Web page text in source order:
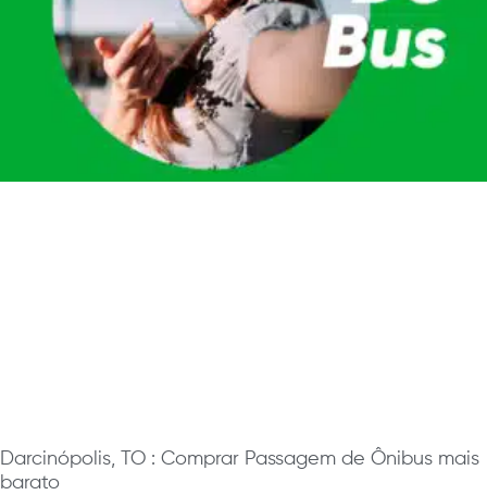
Darcinópolis, TO : Comprar Passagem de Ônibus mais
barato